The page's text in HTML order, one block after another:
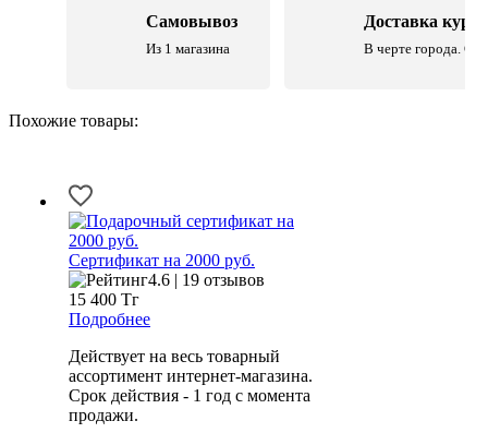
Самовывоз
Из 1 магазина
Доставка
В черте города. Со
Похожие товары:
Сертификат на 2000 руб.
4.6 | 19 отзывов
15 400 Тг
Подробнее
Действует на весь товарный
ассортимент интернет-магазина.
Срок действия - 1 год с момента
продажи.